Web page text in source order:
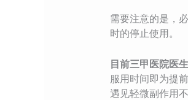
需要注意的是，
时的停止使用。
目前三甲医院医
服用时间即为提
遇见轻微副作用